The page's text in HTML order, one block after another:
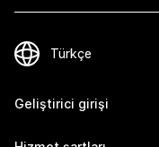
Geliştirici girişi